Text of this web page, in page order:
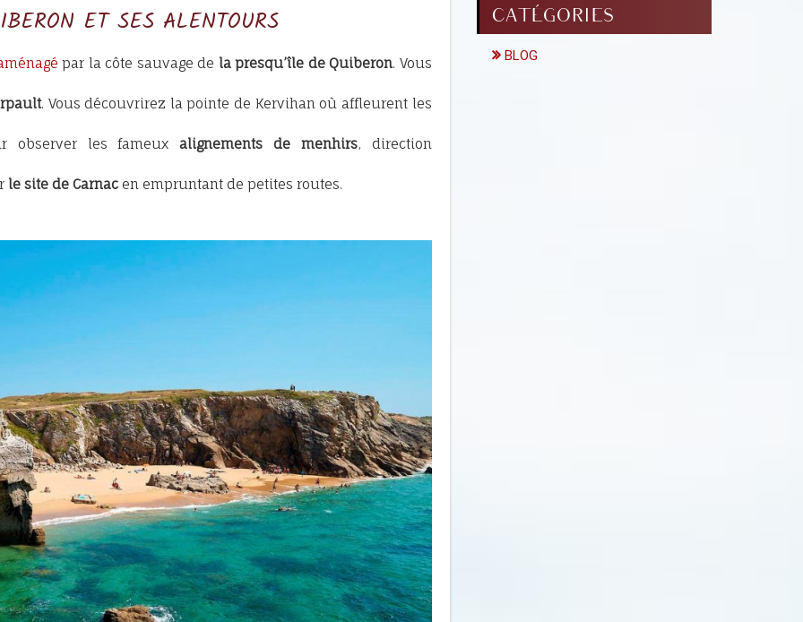
ET SES ALENTOURS
par la côte sauvage de la presqu’île de Quiberon. Vous
. Vous découvrirez la pointe de Kervihan où affleurent les
observer les fameuxalignements de menhirs, direction
le site de Carnac en empruntant de petites routes.
CATÉGORIES
BLOG